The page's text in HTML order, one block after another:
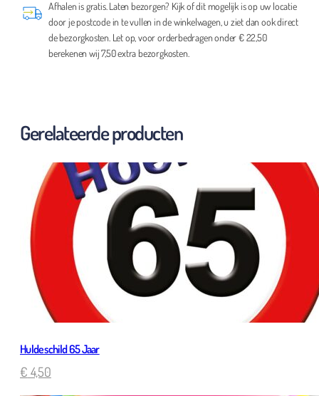
Afhalen is gratis. Laten bezorgen? Kijk of dit mogelijk is op uw locatie
door je postcode in te vullen in de winkelwagen, u ziet dan ook direct
de bezorgkosten. Let op, voor orderbedragen onder € 22,50
berekenen wij 7,50 extra bezorgkosten.
Gerelateerde producten
Huldeschild 65 Jaar
€ 4,50